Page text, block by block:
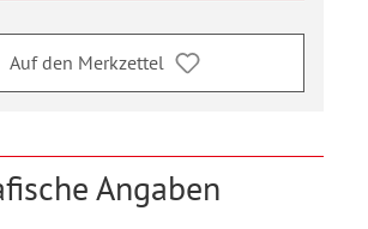
Auf den Merkzettel
Angaben